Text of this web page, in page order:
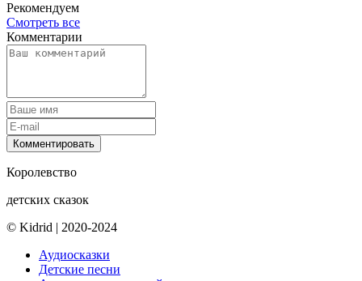
Рекомендуем
Смотреть все
Комментарии
Комментировать
Королевство
детских сказок
© Kidrid | 2020-2024
Аудиосказки
Детские песни